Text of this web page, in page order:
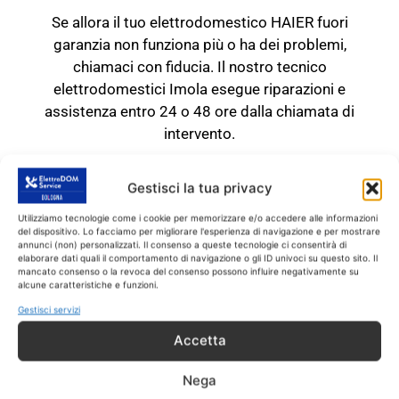
Gestisci la tua privacy
Utilizziamo tecnologie come i cookie per memorizzare e/o accedere alle informazioni
del dispositivo. Lo facciamo per migliorare l'esperienza di navigazione e per mostrare
annunci (non) personalizzati. Il consenso a queste tecnologie ci consentirà di
elaborare dati quali il comportamento di navigazione o gli ID univoci su questo sito. Il
mancato consenso o la revoca del consenso possono influire negativamente su
alcune caratteristiche e funzioni.
Gestisci servizi
Accetta
Nega
Se allora il tuo elettrodomestico HAIER fuori
garanzia non funziona più o ha dei problemi,
chiamaci con fiducia. Il nostro tecnico
elettrodomestici Imola esegue riparazioni e
assistenza entro 24 o 48 ore dalla chiamata di
intervento.
TECNICO HAIER Imola
RICAMBI CON GARANZIA DI
1 ANNO
Il tecnico HAIER ImolaintervieneSOLOsu
prodotti HAIER fuori garanzia.
Tutti gli
interventi sono effettuati con ricambi coperti
da garanzia di 1 anno.